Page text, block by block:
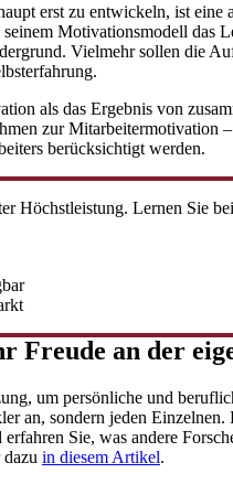
erst zu entwickeln, ist
Motivationsmodell das
Vielmehr sollen die
als das Ergebnis von
zur
berücksichtigt werden.
Höchstleistung. Lernen Sie
Freude an der
um persönliche und
an, sondern jeden
erfahren Sie, was andere
dazu in diesem Artikel.